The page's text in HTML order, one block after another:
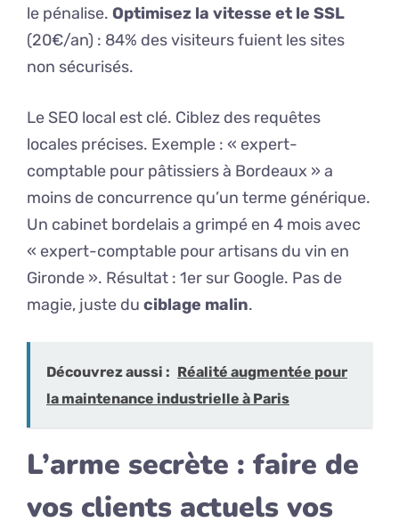
le pénalise. Optimisez la vitesse et le SSL
(20€/an) : 84% des visiteurs fuient les sites
non sécurisés.
Le SEO local est clé. Ciblez des requêtes
locales précises. Exemple : « expert-
comptable pour pâtissiers à Bordeaux » a
moins de concurrence qu’un terme générique.
Un cabinet bordelais a grimpé en 4 mois avec
« expert-comptable pour artisans du vin en
Gironde ». Résultat : 1er sur Google. Pas de
magie, juste du ciblage malin.
Découvrez aussi : Réalité augmentée pour
la maintenance industrielle à Paris
L’arme secrète : faire de
vos clients actuels vos